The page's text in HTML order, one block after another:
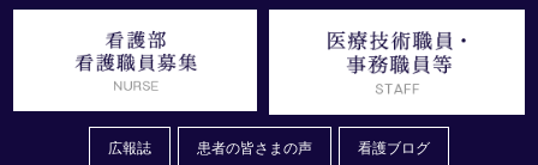
広報誌 患者の皆さまの声 看護ブログ